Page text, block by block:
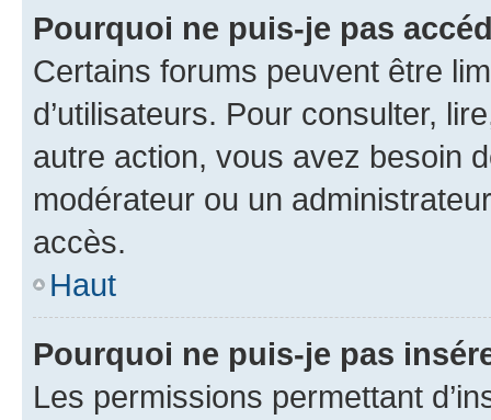
Pourquoi ne puis-je pas
Certains forums peuvent être
d’utilisateurs. Pour consulter,
autre action, vous avez besoin
modérateur ou un
accès.
Haut
Pourquoi ne puis-je pas
Les permissions permettant